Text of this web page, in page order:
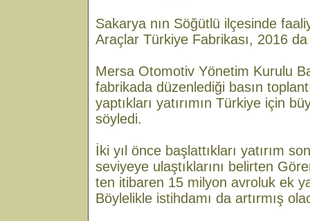
Sakarya nın Söğütlü ilçesinde
Araçlar Türkiye Fabrikası, 2016
Mersa Otomotiv Yönetim Kurulu
fabrikada düzenlediği basın
yaptıkları yatırımın Türkiye için
söyledi.
İki yıl önce başlattıkları yatırım
seviyeye ulaştıklarını belirten
ten itibaren 15 milyon avroluk ek
Böylelikle istihdamı da artırmış